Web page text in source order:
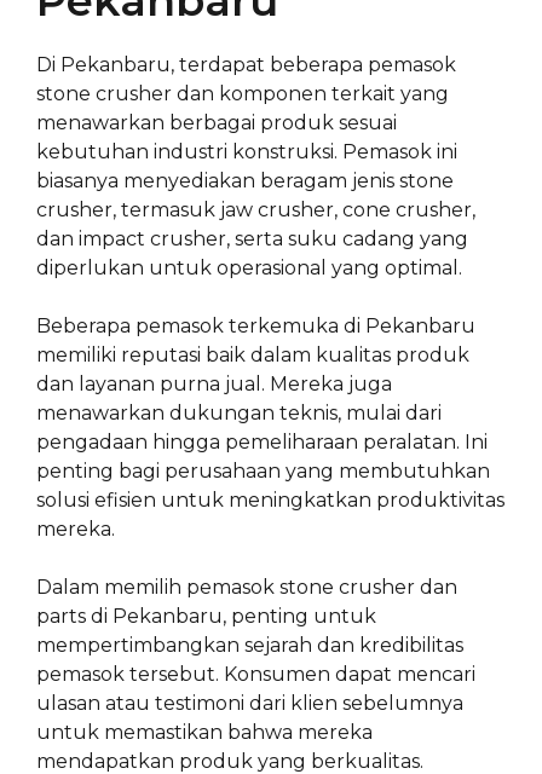
Di Pekanbaru, terdapat beberapa pemasok
stone crusher dan komponen terkait yang
menawarkan berbagai produk sesuai
kebutuhan industri konstruksi. Pemasok ini
biasanya menyediakan beragam jenis stone
crusher, termasuk jaw crusher, cone crusher,
dan impact crusher, serta suku cadang yang
diperlukan untuk operasional yang optimal.
Beberapa pemasok terkemuka di Pekanbaru
memiliki reputasi baik dalam kualitas produk
dan layanan purna jual. Mereka juga
menawarkan dukungan teknis, mulai dari
pengadaan hingga pemeliharaan peralatan. Ini
penting bagi perusahaan yang membutuhkan
solusi efisien untuk meningkatkan produktivitas
mereka.
Dalam memilih pemasok stone crusher dan
parts di Pekanbaru, penting untuk
mempertimbangkan sejarah dan kredibilitas
pemasok tersebut. Konsumen dapat mencari
ulasan atau testimoni dari klien sebelumnya
untuk memastikan bahwa mereka
mendapatkan produk yang berkualitas.